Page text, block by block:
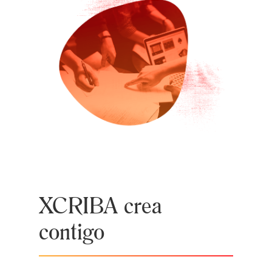
XCRIBA crea
contigo